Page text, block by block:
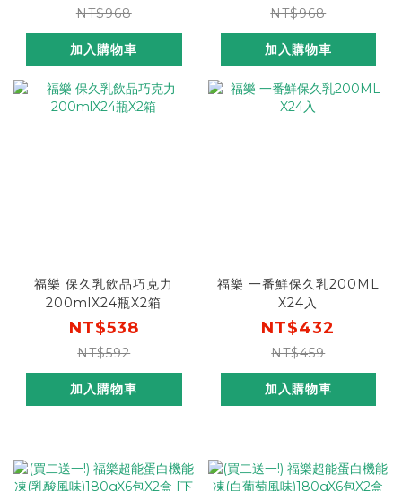
NT$968
加入購物車
NT$968
加入購物車
福樂 保久乳飲品巧克力
200mlX24瓶X2箱
NT$538
NT$592
加入購物車
福樂 一番鮮保久乳200ML
X24入
NT$432
NT$459
加入購物車